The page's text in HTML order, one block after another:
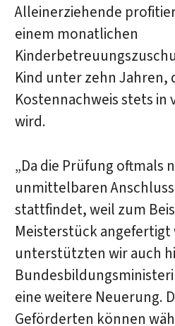
Alleinerziehende
einem monatlichen
Kind unter zehn Jahren,
Kostennachweis stets
wird.
„Da die Prüfung oftmals
unmittelbaren
stattfindet, weil zum
Meisterstück angefertigt
unterstützten wir auch
eine weitere Neuerung.
Geförderten können